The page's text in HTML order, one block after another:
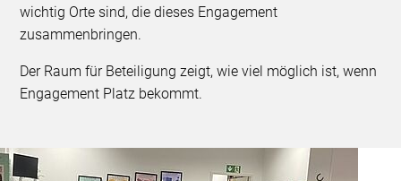
wichtig Orte sind, die dieses Engagement
zusammenbringen.
Der Raum für Beteiligung zeigt, wie viel möglich ist, wenn
Engagement Platz bekommt.